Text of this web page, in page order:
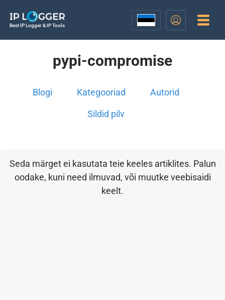
Best IP Logger & IP Tools
pypi-compromise
Blogi Kategooriad Autorid
Sildid pilv